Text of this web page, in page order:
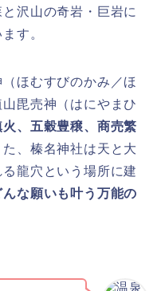
沢山の奇岩・巨岩に
す。
ほむすびのかみ／ほ
毘売神（はにやまひ
火、五穀豊穣、商売繁
た、榛名神社は天と大
龍穴という場所に建
な願いも叶う万能の